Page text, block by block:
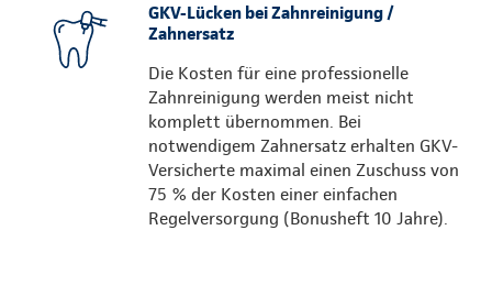
GKV-Lücken bei Zahnreinigung /
Zahnersatz
Die Kosten für eine professionelle
Zahnreinigung werden meist nicht
komplett übernommen. Bei
notwendigem Zahnersatz erhalten GKV-
Versicherte maximal einen Zuschuss von
75 % der Kosten einer einfachen
Regelversorgung (Bonusheft 10 Jahre).